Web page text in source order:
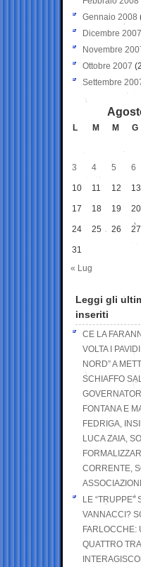
Gennaio 2008
Dicembre 2007
Novembre
Ottobre 2007
Settembre
L M M G
3 4 5 6
10 11 12 13
17 18 19 20
24 25 26 27
31
« Lug
Leggi gli
inseriti
CE LA
VOLTA I
NORD” A
SCHIAFFO
FONTANA E
FEDRIGA,
LUCA ZAIA,
CORRENTE,
LE “TRUPPE”
VANNACCI?
FARLOCCHE:
QUATTRO